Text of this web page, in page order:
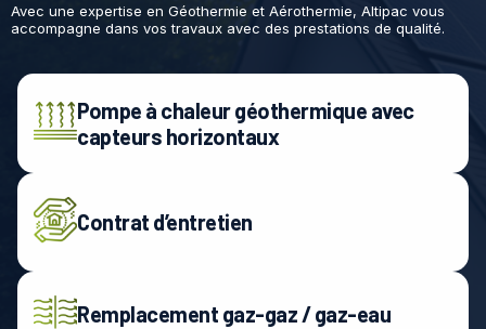
Avec une expertise en Géothermie et Aérothermie, Altipac vous
accompagne dans vos travaux avec des prestations de qualité.
Pompe à chaleur géothermique avec
capteurs horizontaux
Contrat d’entretien
Remplacement gaz-gaz / gaz-eau